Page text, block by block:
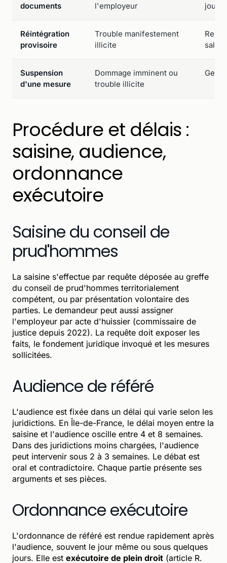
documents
l'employeur
Réintégration
provisoire
Trouble manifestement
illicite
Suspension
d'une mesure
Dommage imminent ou
trouble illicite
Gel
Procédure et délais :
saisine, audience,
ordonnance
exécutoire
Saisine du conseil de
prud'hommes
La saisine s'effectue par requête déposée au greffe
du conseil de prud'hommes territorialement
compétent, ou par présentation volontaire des
parties. Le demandeur peut aussi assigner
l'employeur par acte d'huissier (commissaire de
justice depuis 2022). La requête doit exposer les
faits, le fondement juridique invoqué et les mesures
sollicitées.
Audience de référé
L'audience est fixée dans un délai qui varie selon les
juridictions. En Île-de-France, le délai moyen entre la
saisine et l'audience oscille entre 4 et 8 semaines.
Dans des juridictions moins chargées, l'audience
peut intervenir sous 2 à 3 semaines. Le débat est
oral et contradictoire. Chaque partie présente ses
arguments et ses pièces.
Ordonnance exécutoire
L'ordonnance de référé est rendue rapidement après
l'audience, souvent le jour même ou sous quelques
jours. Elle est exécutoire de plein droit (article R.